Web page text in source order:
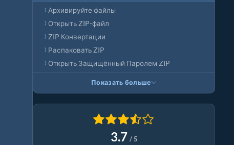
Архивируйте файлы
Открыть ZIP-файл
ZIP Конвертации
Распаковать ZIP
Открыть Защищённый Паролем ZIP
Показать больше
3.7 / 5